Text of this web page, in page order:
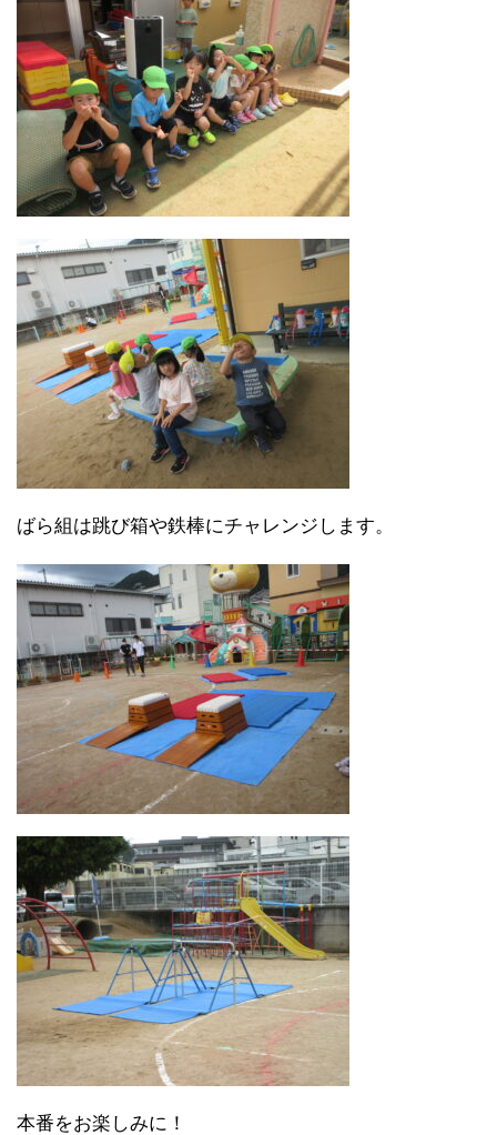
ばら組は跳び箱や鉄棒にチャレンジします。
本番をお楽しみに！